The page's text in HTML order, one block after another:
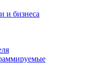
и бизнеса